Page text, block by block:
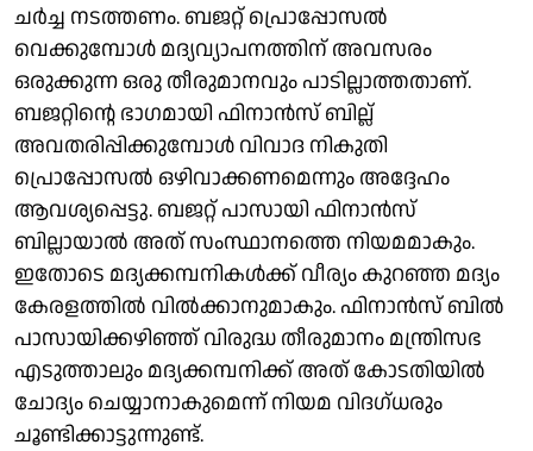
ചര്‍ച്ച നടത്തണം. ബജറ്റ് പ്രൊപ്പോസല്‍
വെക്കുമ്പോള്‍ മദ്യവ്യാപനത്തിന് അവസരം
ഒരുക്കുന്ന ഒരു തീരുമാനവും പാടില്ലാത്തതാണ്.
ബജറ്റിന്റെ ഭാഗമായി ഫിനാന്‍സ് ബില്ല്
അവതരിപ്പിക്കുമ്പോള്‍ വിവാദ നികുതി
പ്രൊപ്പോസല്‍ ഒഴിവാക്കണമെന്നും അദ്ദേഹം
ആവശ്യപ്പെട്ടു. ബജറ്റ് പാസായി ഫിനാന്‍സ്
ബില്ലായാല്‍ അത് സംസ്ഥാനത്തെ നിയമമാകും.
ഇതോടെ മദ്യക്കമ്പനികള്‍ക്ക് വീര്യം കുറഞ്ഞ മദ്യം
കേരളത്തില്‍ വില്‍ക്കാനുമാകും. ഫിനാന്‍സ് ബില്‍
പാസായിക്കഴിഞ്ഞ് വിരുദ്ധ തീരുമാനം മന്ത്രിസഭ
എടുത്താലും മദ്യക്കമ്പനിക്ക് അത് കോടതിയില്‍
ചോദ്യം ചെയ്യാനാകുമെന്ന് നിയമ വിദഗ്ധരും
ചൂണ്ടിക്കാട്ടുന്നുണ്ട്.